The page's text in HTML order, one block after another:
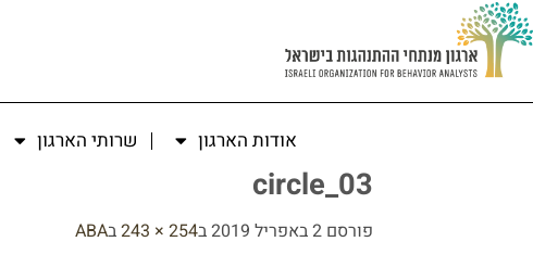
אודות הארגון שרותי הארגון
circle_03
פורסם 2 באפריל 2019 ב254 × 243 בABA